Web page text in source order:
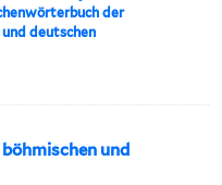
der
und deutschen
und